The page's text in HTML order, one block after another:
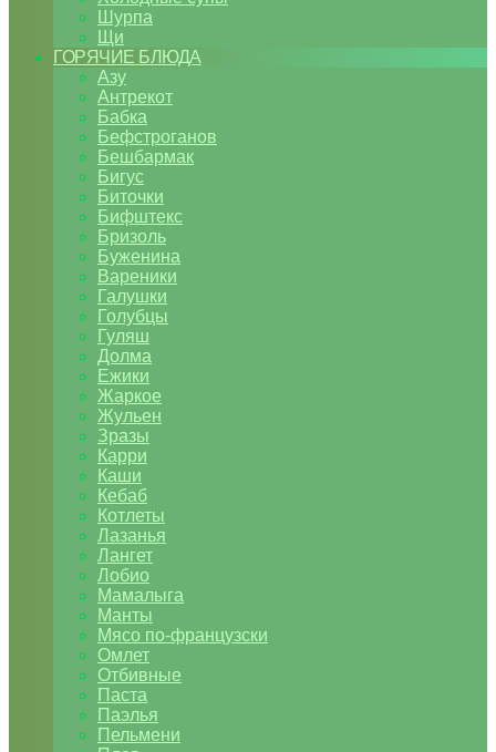
Шурпа
Щи
ГОРЯЧИЕ БЛЮДА
Азу
Антрекот
Бабка
Бефстроганов
Бешбармак
Бигус
Биточки
Бифштекс
Бризоль
Буженина
Вареники
Галушки
Голубцы
Гуляш
Долма
Ежики
Жаркое
Жульен
Зразы
Карри
Каши
Кебаб
Котлеты
Лазанья
Лангет
Лобио
Мамалыга
Манты
Мясо по-французски
Омлет
Отбивные
Паста
Паэлья
Пельмени